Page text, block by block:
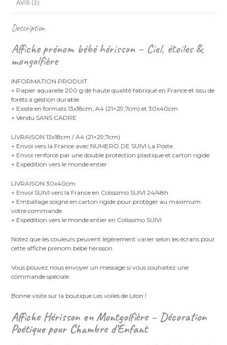
AVIS (2)
Description
Affiche prénom bébé hérisson – Ciel, étoiles &
mongolfière
INFORMATION PRODUIT
+ Papier aquarelle 200 g de haute qualité fabriqué en France et issu de
forêts à gestion durable
+ Existe en formats 13x18cm, A4 (21×29,7cm) et 30x40cm
+ Vendu SANS CADRE
LIVRAISON 13x18cm / A4 (21×29,7cm)
+ Envoi vers la France avec NUMERO DE SUIVI La Poste.
+ Envoi renforcé par une double protection plastique et carton rigide.
+ Expédition vers le monde entier
LIVRAISON 30x40cm
+ Envoi SUIVI vers la France en Colissimo SUIVI 24/48h
+ Emballage soigné en carton rigide pour protéger au maximum
votre commande
+ Expédition vers le monde entier en Colissimo SUIVI
Notez que les couleurs peuvent légèrement varier selon les écrans pour
cette affiche prénom bébé hérisson.
Vous pouvez nous envoyer un message si vous souhaitez une
commande spéciale.
Bonne visite sur la boutique Les voiles de Léon !
Affiche Hérisson en Montgolfière – Décoration
Poétique pour Chambre d’Enfant